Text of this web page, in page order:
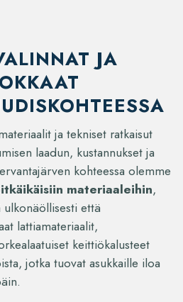
JA
ja tekniset ratkaisut
laadun, kustannukset ja
kohteessa olemme
materiaaleihin,
ulkonäöllisesti että
lattiamateriaalit,
keittiökalusteet
jotka tuovat asukkaille iloa